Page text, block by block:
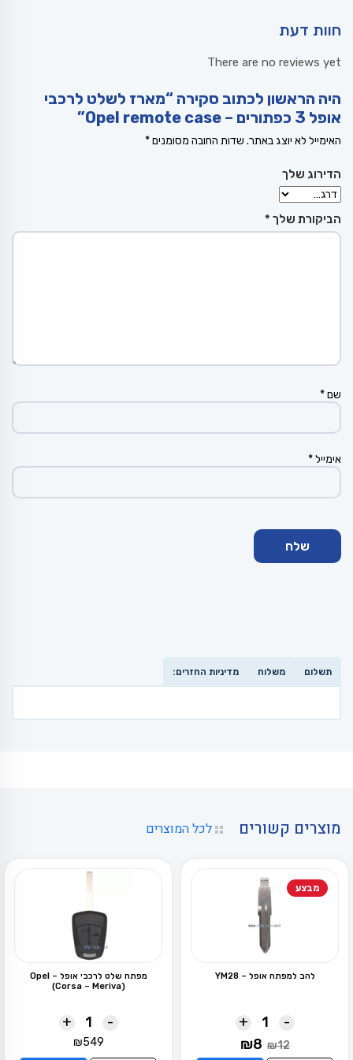
חוות דעת
There are no reviews yet
היה הראשון לכתוב סקירה “מארז לשלט לרכבי
אופל 3 כפתורים – Opel remote case”
האימייל לא יוצג באתר. שדות החובה מסומנים*
הדירוג שלך
הביקורת שלך *
שם*
אימייל*
תשלום משלוח מדיניות החזרים:
מוצרים קשורים לכל המוצרים
מבצע
להב למפתח אופל – YM28
-
+
₪12
המחיר
₪8
מפתח שלט לרכבי אופל – Opel
(Corsa – Meriva)
-
+
₪549